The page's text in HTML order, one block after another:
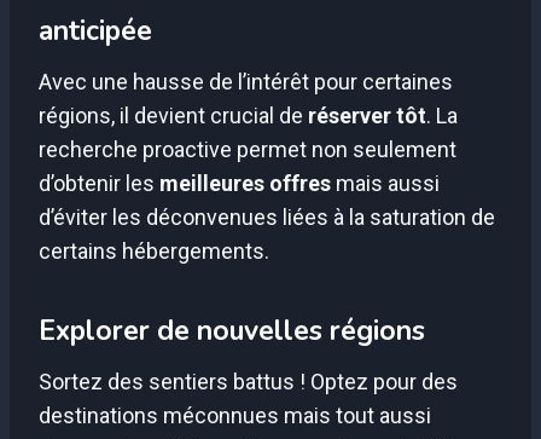
anticipée
Avec une hausse de l’intérêt pour certaines
régions, il devient crucial de réserver tôt. La
recherche proactive permet non seulement
d’obtenir les meilleures offres mais aussi
d’éviter les déconvenues liées à la saturation de
certains hébergements.
Explorer de nouvelles régions
Sortez des sentiers battus ! Optez pour des
destinations méconnues mais tout aussi